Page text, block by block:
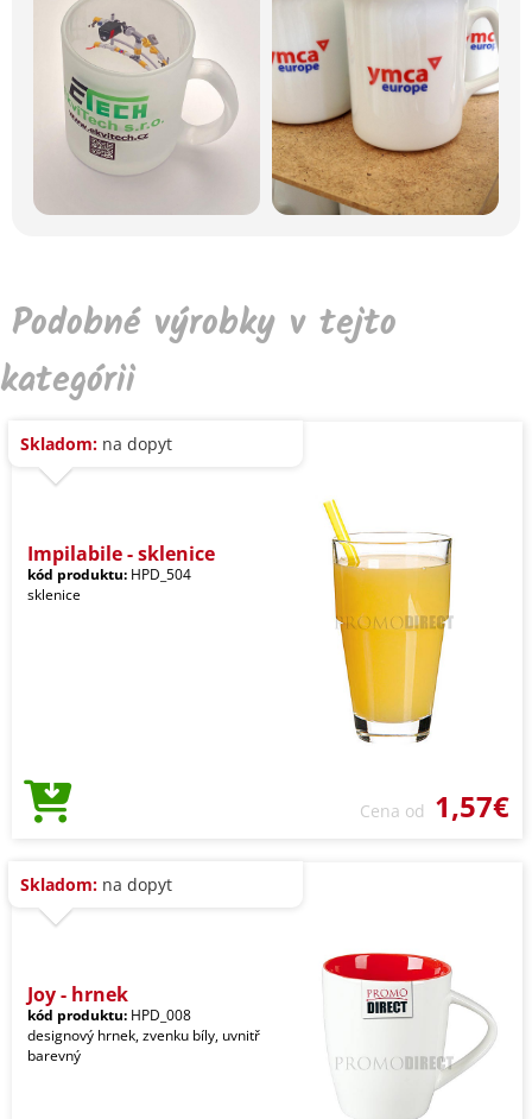
Podobné výrobky v tejto
kategórii
Skladom: na dopyt
Impilabile - sklenice
kód produktu: HPD_504
sklenice
Cena od 1,57€
Skladom: na dopyt
Joy - hrnek
kód produktu: HPD_008
designový hrnek, zvenku bíly, uvnitř
barevný